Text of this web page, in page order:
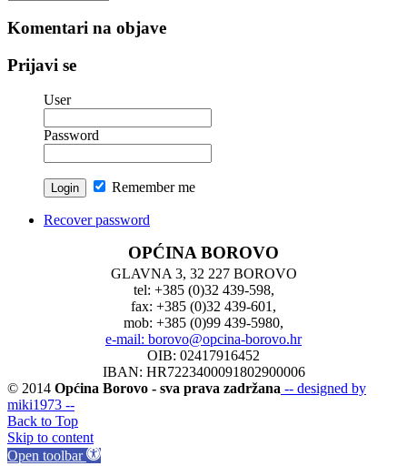
Komentari na objave
Prijavi se
User
Password
Remember me
Recover password
OPĆINA BOROVO
GLAVNA 3, 32 227 BOROVO
tel: +385 (0)32 439-598,
fax: +385 (0)32 439-601,
mob: +385 (0)99 439-5980,
e-mail: borovo@opcina-borovo.hr
OIB: 02417916452
IBAN: HR7223400091802900006
© 2014 Općina Borovo - sva prava zadržana -- designed by
miki1973 --
Back to Top
Skip to content
Open toolbar